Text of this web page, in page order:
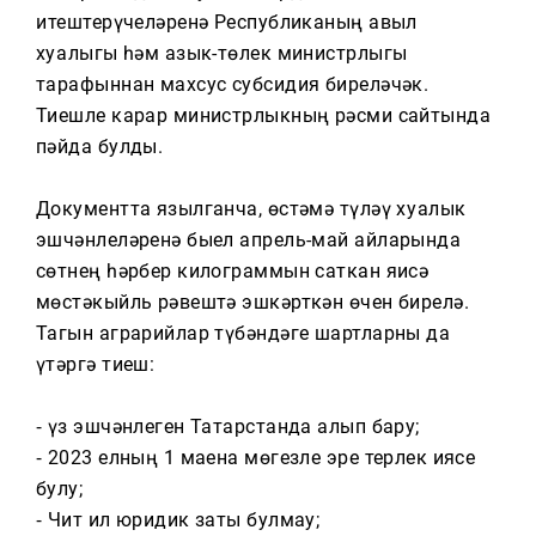
җитештерүчеләренә Республиканың авыл
хуҗалыгы һәм азык-төлек министрлыгы
тарафыннан махсус субсидия биреләчәк.
Тиешле карар министрлыкның рәсми сайтында
пәйда булды.
Документта язылганча, өстәмә түләү хуҗалык
эшчәнлеләренә быел апрель-май айларында
сөтнең һәрбер килограммын саткан яисә
мөстәкыйль рәвештә эшкәрткән өчен бирелә.
Тагын аграрийлар түбәндәге шартларны да
үтәргә тиеш:
⁃ үз эшчәнлеген Татарстанда алып бару;
⁃ 2023 елның 1 маена мөгезле эре терлек иясе
булу;
⁃ Чит ил юридик заты булмау;